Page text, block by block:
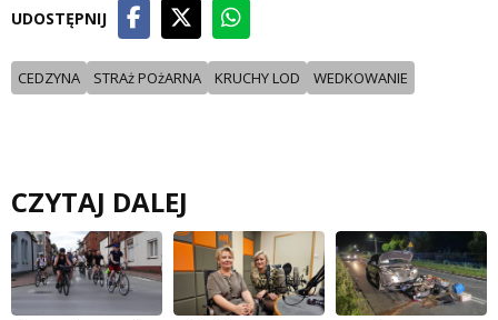
UDOSTĘPNIJ
CEDZYNA STRAż POżARNA KRUCHY LOD WEDKOWANIE
CZYTAJ DALEJ